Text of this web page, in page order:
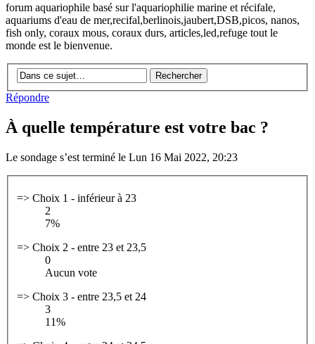
forum aquariophile basé sur l'aquariophilie marine et récifale,
aquariums d'eau de mer,recifal,berlinois,jaubert,DSB,picos, nanos,
fish only, coraux mous, coraux durs, articles,led,refuge tout le
monde est le bienvenue.
Répondre
À quelle température est votre bac ?
Le sondage s’est terminé le Lun 16 Mai 2022, 20:23
=> Choix 1 - inférieur à 23
2
7%
=> Choix 2 - entre 23 et 23,5
0
Aucun vote
=> Choix 3 - entre 23,5 et 24
3
11%